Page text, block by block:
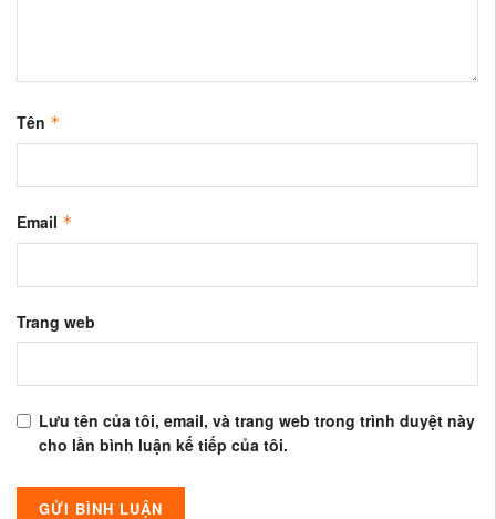
Tên *
Email *
Trang web
Lưu tên của tôi, email, và trang web trong trình duyệt này
cho lần bình luận kế tiếp của tôi.